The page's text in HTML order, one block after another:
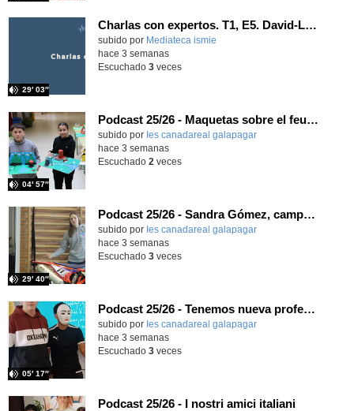
Charlas con expertos. T1, E5. David-Li Ilundáin Reviriego
subido por Mediateca ismie
29′ 03″
hace 3 semanas
Escuchado 3veces
Podcast 25/26 - Maquetas sobre el feudalismo
subido por Ies canadareal galapagar
04′ 57″
-
hace 3 semanas
Escuchado 2 veces
Podcast 25/26 - Sandra Gómez, campeona de Enduro
subido por Ies canadareal galapagar
29′ 40″
-
hace 3 semanas
Escuchado 3veces
Podcast 25/26 - Tenemos nueva profesora de Griego ¿Conoces a María Eugenia?
subido por Ies canadareal galapagar
05′ 17″
-
hace 3 semanas
Escuchado 3veces
Podcast 25/26 - I nostri amici italiani